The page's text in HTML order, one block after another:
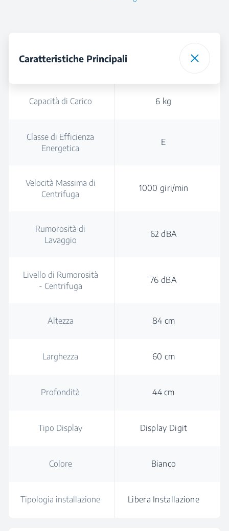
Caratteristiche Principali
Capacità di Carico 6 kg
Classe di Efficienza
Energetica
E
Velocità Massima di
Centrifuga
1000 giri/min
Rumorosità di
Lavaggio
62 dBA
Livello di Rumorosità
- Centrifuga
76 dBA
Altezza 84 cm
Larghezza 60 cm
Profondità 44 cm
Tipo Display Display Digit
Colore Bianco
Tipologia installazione Libera Installazione